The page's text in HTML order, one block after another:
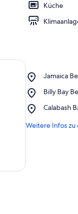
Küche
Jamaica
Place,
Beaches
Billy Bay
Place,
Bay
Calabash
Place,
Bay
Weitere Infos